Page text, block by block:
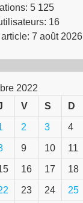
5 125
16
7 août 2026
2022
V S D
2 3 4
9 10 11
16 17 18
23 24 25